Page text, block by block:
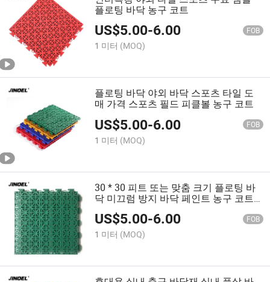
플로팅 바닥 농구 코트
US$5.00-6.00 FOB
1 미터 (MOQ)
플로팅 바닥 야외 바닥 스포츠 타일 도
매 가격 스포츠 필드 피클볼 농구 코트
US$5.00-6.00 FOB
1 미터 (MOQ)
30 * 30 피트 또는 맞춤 크기 플로팅 바
닥 미끄럼 방지 바닥 페인트 농구 코트
US$5.00-6.00 FOB
1 미터 (MOQ)